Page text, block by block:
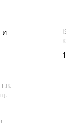
и